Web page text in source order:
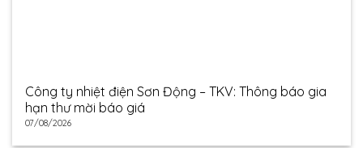
Công ty nhiệt điện Sơn Động – TKV: Thông báo gia
hạn thư mời báo giá
07/08/2026